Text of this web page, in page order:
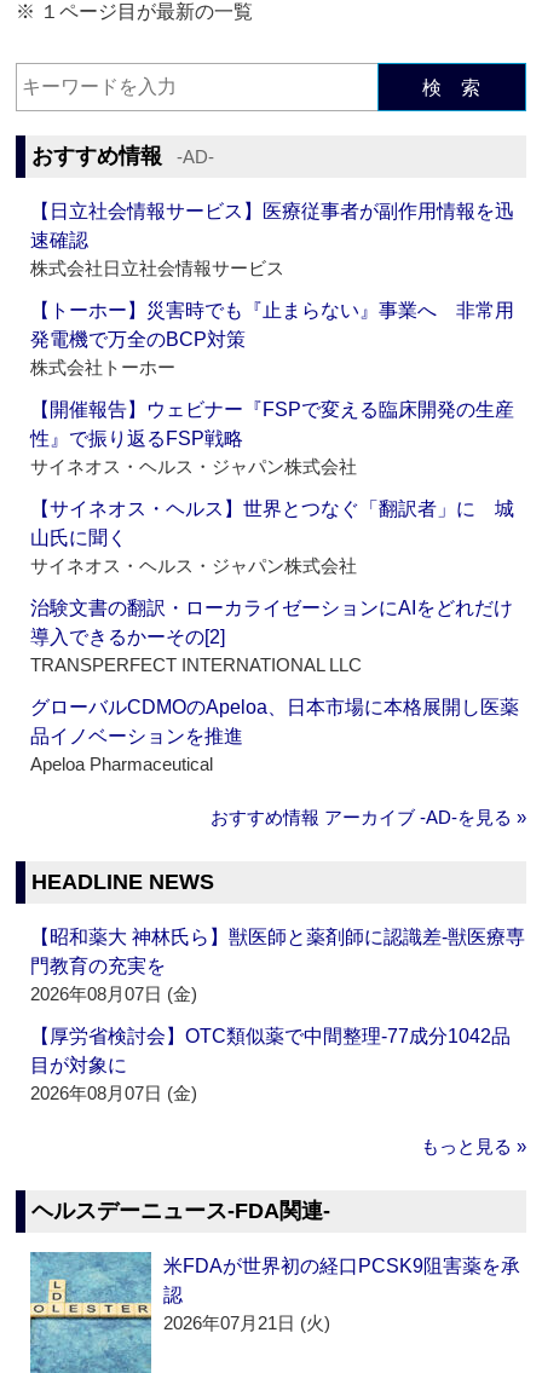
※ １ページ目が最新の一覧
検 索
おすすめ情報 ‐AD‐
【日立社会情報サービス】医療従事者が副作用情報を迅
速確認
株式会社日立社会情報サービス
【トーホー】災害時でも『止まらない』事業へ 非常用
発電機で万全のBCP対策
株式会社トーホー
【開催報告】ウェビナー『FSPで変える臨床開発の生産
性』で振り返るFSP戦略
サイネオス・ヘルス・ジャパン株式会社
【サイネオス・ヘルス】世界とつなぐ「翻訳者」に 城
山氏に聞く
サイネオス・ヘルス・ジャパン株式会社
治験文書の翻訳・ローカライゼーションにAIをどれだけ
導入できるかーその[2]
TRANSPERFECT INTERNATIONAL LLC
グローバルCDMOのApeloa、日本市場に本格展開し医薬
品イノベーションを推進
Apeloa Pharmaceutical
おすすめ情報 アーカイブ ‐AD‐を見る »
HEADLINE NEWS
【昭和薬大 神林氏ら】獣医師と薬剤師に認識差‐獣医療専
門教育の充実を
2026年08月07日 (金)
【厚労省検討会】OTC類似薬で中間整理‐77成分1042品
目が対象に
2026年08月07日 (金)
もっと見る »
ヘルスデーニュース‐FDA関連‐
米FDAが世界初の経口PCSK9阻害薬を承
認
2026年07月21日 (火)